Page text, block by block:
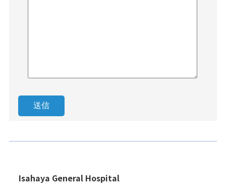
Isahaya General Hospital